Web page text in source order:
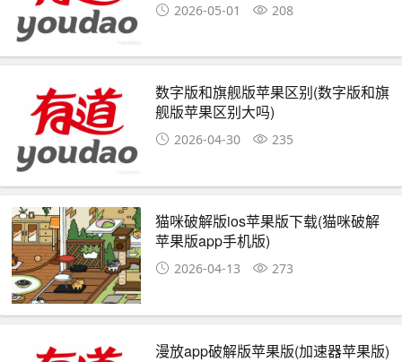
2026-05-01 208
数字版和旗舰版苹果区别(数字版和旗
舰版苹果区别大吗)
2026-04-30 235
猫咪破解版ios苹果版下载(猫咪破解
苹果版app手机版)
2026-04-13 273
漫放app破解版苹果版(加速器苹果版)